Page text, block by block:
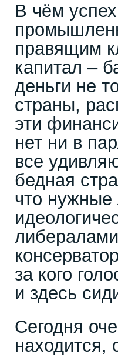
В чём
правящим
капитал –
деньги не
страны,
эти
нет ни в
все
бедная
что
за кого
и здесь
Сегодня
находится,